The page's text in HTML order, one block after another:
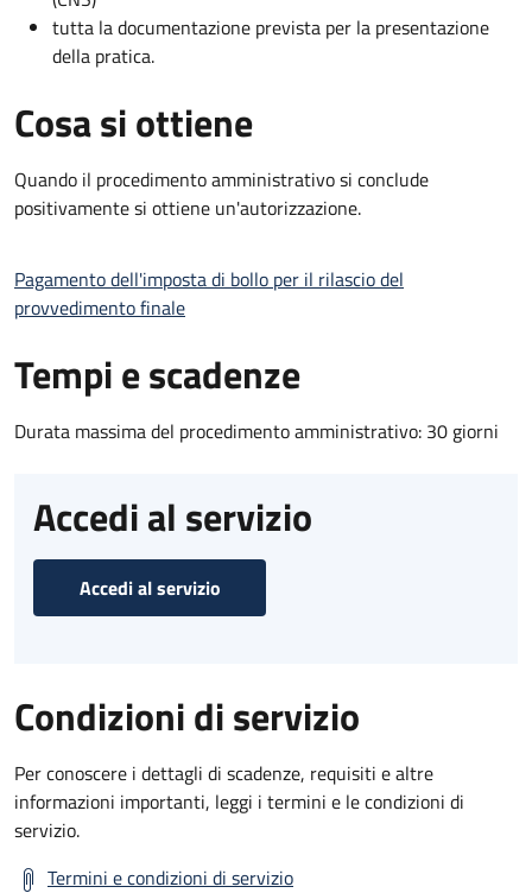
tutta la documentazione prevista per la presentazione
della pratica.
Cosa si ottiene
Quando il procedimento amministrativo si conclude
positivamente si ottiene un'autorizzazione.
Pagamento dell'imposta di bollo per il rilascio del
provvedimento finale
Tempi e scadenze
Durata massima del procedimento amministrativo: 30 giorni
Accedi al servizio
Accedi al servizio
Condizioni di servizio
Per conoscere i dettagli di scadenze, requisiti e altre
informazioni importanti, leggi i termini e le condizioni di
servizio.
Termini e condizioni di servizio